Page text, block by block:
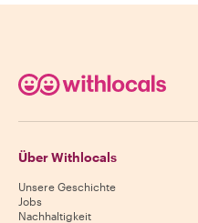
Über Withlocals
Unsere Geschichte
Jobs
Nachhaltigkeit